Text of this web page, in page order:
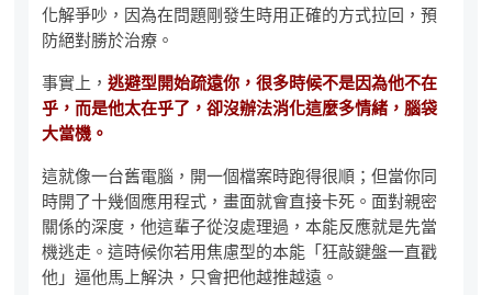
化解爭吵，因為在問題剛發生時用正確的方式拉回，預
防絕對勝於治療。
事實上，逃避型開始疏遠你，很多時候不是因為他不在
乎，而是他太在乎了，卻沒辦法消化這麼多情緒，腦袋
大當機。
這就像一台舊電腦，開一個檔案時跑得很順；但當你同
時開了十幾個應用程式，畫面就會直接卡死。面對親密
關係的深度，他這輩子從沒處理過，本能反應就是先當
機逃走。這時候你若用焦慮型的本能「狂敲鍵盤一直戳
他」逼他馬上解決，只會把他越推越遠。